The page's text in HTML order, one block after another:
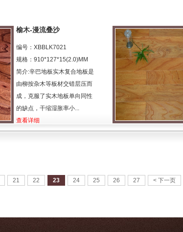
榆木-漫流叠沙
编号：XBBLK7021
规格：910*127*15(2.0)MM
简介:辛巴地板实木复合地板是
由柳按杂木等板材交错层压而
成，克服了实木地板单向同性
的缺点，干缩湿胀率小...
查看详细
21 22 23 24 25 26 27 < 下一页